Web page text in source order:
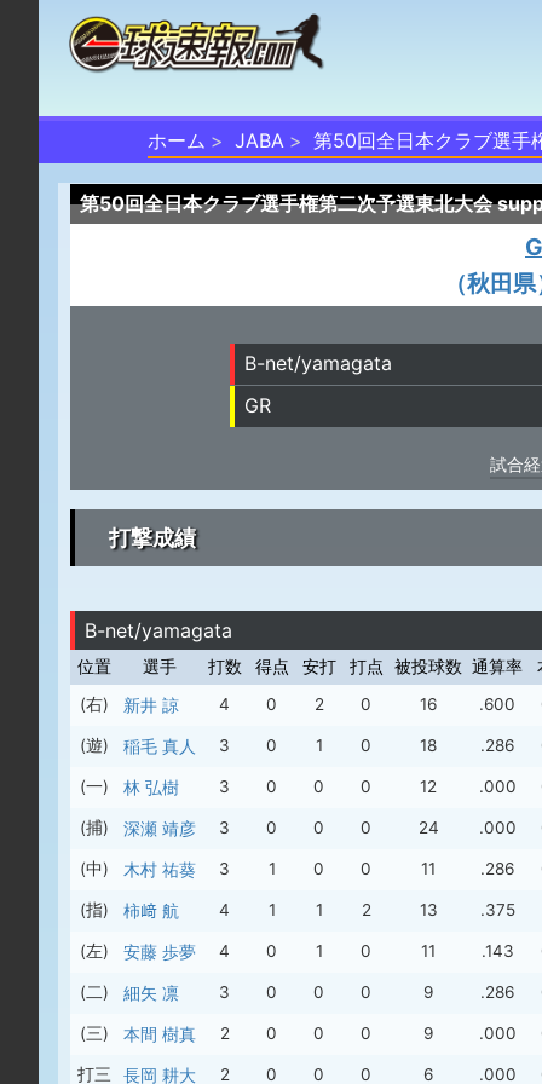
ホーム JABA 第50回全日本クラブ選
第50回全日本クラブ選手権第二次予選東北大会
（秋田
B-net/yamagata
GR
試合
打撃成績
B-net/yamagata
位置 選手 打数 得点 安打 打点 被投球数 通算率
(右)
新井 諒 4 0 2 0 16 .600
(遊) 稲毛 真人 3 0 1 0 18 .286
(一) 林 弘樹 3 0 0 0 12 .000
(捕) 深瀬 靖彦 3 0 0 0 24 .000
(中) 木村 祐葵 3 1 0 0 11 .286
(指) 柿﨑 航 4 1 1 2 13 .375
(左) 安藤 歩夢 4 0 1 0 11 .143
(二) 細矢 凛 3 0 0 0 9 .286
(三) 本間 樹真 2 0 0 0 9 .000
打三 長岡 耕大 2 0 0 0 6 .000